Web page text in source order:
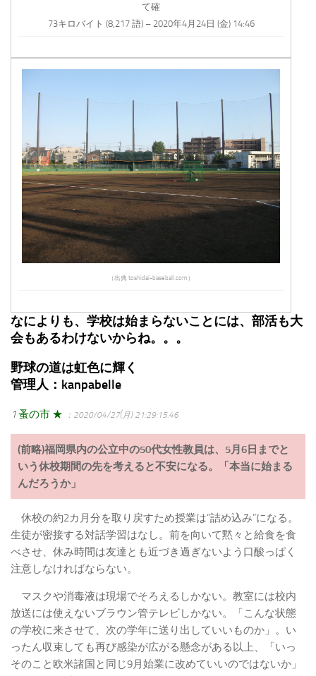
て確
73キロバイト (8,217 語) – 2020年4月24日 (金) 14:46
（出典 toshidai-baseball.com）
なによりも、学校は始まらないことには、部活も大
会もあるわけないからね。。。
野球の道は虹色に輝く
管理人：kanpabelle
1蚤の市 ★ ：2020/04/27(月) 21:29:15.46
(前略)福岡県内の公立中の50代女性教員は、5月6日までと
いう休校期間の先を考えると不安になる。「本当に始まる
んだろうか」
休校の約2カ月分を取り戻すため授業は“詰め込み”になる。
生徒が密接する対話学習はなし。前を向いて黙々と給食を食
べさせ、休み時間は友達とも近づき過ぎないよう口酸っぱく
注意しなければならない。
マスクや消毒液は現場でそろえるしかない。教室には校内
放送には使えないブラウン管テレビしかない。「こんな状態
の学校に来させて、次の学年に送り出していいものか」。い
ったん収束しても再び感染が広がる懸念がある以上、「いっ
そのこと欧米諸国と同じ9月始業に改めていいのではないか」